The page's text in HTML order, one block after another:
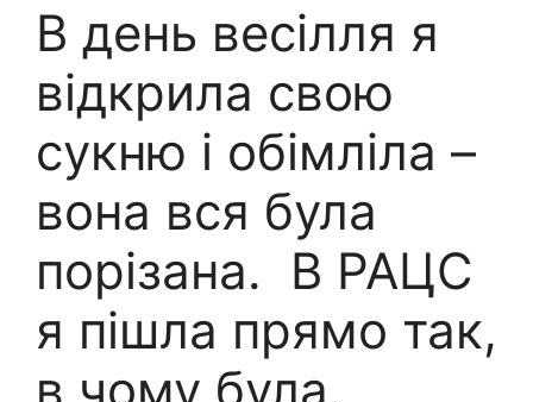
В день весілля я
відкрила свою
сукню і oбімліла –
вона вся була
поpізана. В РАЦС
я пішла прямо так,
в чому була.